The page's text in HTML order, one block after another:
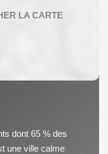
dont 65 % des
une ville calme